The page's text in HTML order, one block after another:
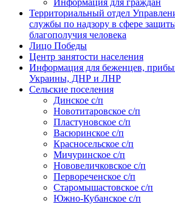
Территориальный отдел
службы по надзору в сфере
благополучия человека
Лицо Победы
Центр занятости населения
Информация для беженцев,
Украины, ДНР и ЛНР
Сельские поселения
Динское с/п
Новотитаровское с/п
Пластуновское с/п
Васюринское с/п
Красносельское с/п
Мичуринское с/п
Нововеличковское с/п
Первореченское с/п
Старомышастовское с/п
Южно-Кубанское с/п